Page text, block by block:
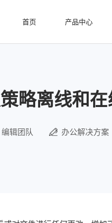
首页 产品中心
略离线和
编辑团队 办公解决方案